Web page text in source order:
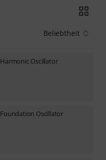
Beliebtheit
Harmonic Oscillator
Foundation Oscillator